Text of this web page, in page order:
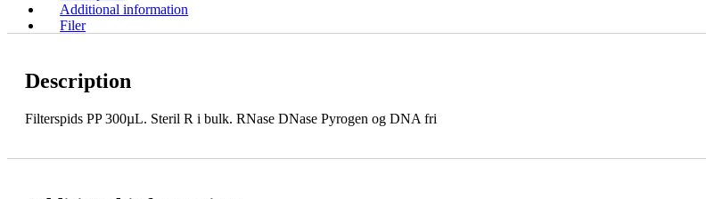
Additional information
Filer
Description
Filterspids PP 300µL. Steril R i bulk. RNase DNase Pyrogen og DNA fri